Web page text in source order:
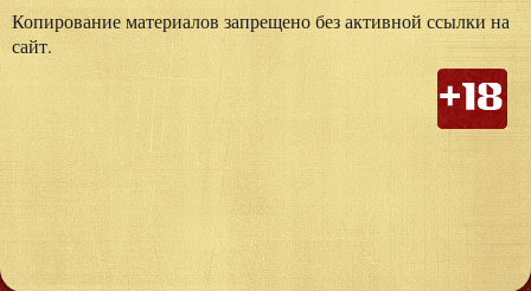
Копирование материалов запрещено без активной ссылки на
сайт.